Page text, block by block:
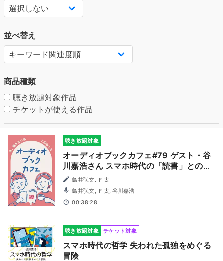
並べ替え
商品種類
聴き放題対象作品
チケットが使える作品
聴き放題対象
オーディオブックカフェ#79 ゲスト・谷
川嘉浩さん スマホ時代の「読書」との向
き合い方
鳥井弘文, Ｆ太
鳥井弘文, Ｆ太, 谷川嘉浩
00:38:28
聴き放題対象 チケット対象
スマホ時代の哲学 失われた孤独をめぐる
冒険